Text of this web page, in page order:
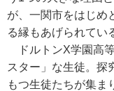
が、一関市をはじめ
る縁もあげられてい
ドルトンX学園高
スター」な生徒。探
もつ生徒たちが集ま